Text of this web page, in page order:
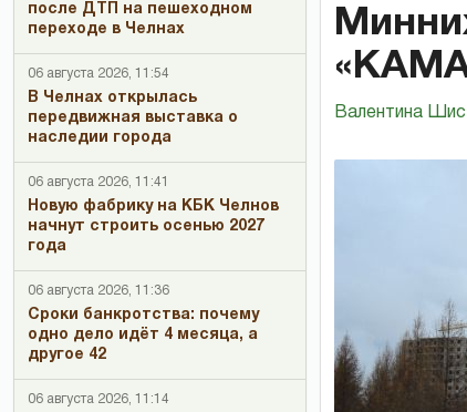
после ДТП на пешеходном
переходе в Челнах
06 августа 2026, 11:54
В Челнах открылась
передвижная выставка о
наследии города
06 августа 2026, 11:41
Новую фабрику на КБК Челнов
начнут строить осенью 2027
года
06 августа 2026, 11:36
Сроки банкротства: почему
одно дело идёт 4 месяца, а
другое 42
06 августа 2026, 11:14
Валентина